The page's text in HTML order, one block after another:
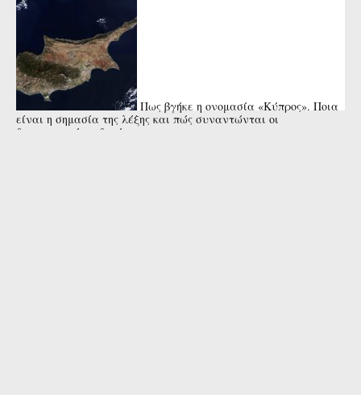
ή μικρά ...
Πως βγήκε η ονομασία «Κύπρος». Ποια
είναι η σημασία της λέξης και πώς συναντώνται οι
διαφορετικές εκδοχές